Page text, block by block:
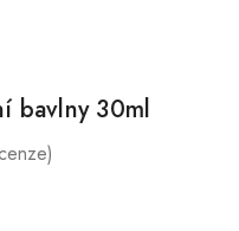
bavlny 30ml